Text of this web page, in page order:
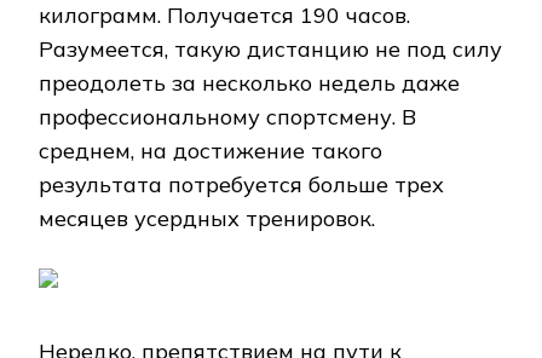
килограмм. Получается 190 часов.
Разумеется, такую дистанцию не под силу
преодолеть за несколько недель даже
профессиональному спортсмену. В
среднем, на достижение такого
результата потребуется больше трех
месяцев усердных тренировок.
Нередко, препятствием на пути к